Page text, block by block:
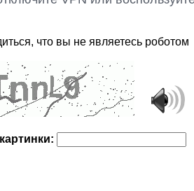
что вы не являетесь роботом